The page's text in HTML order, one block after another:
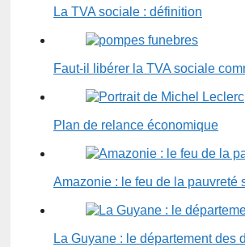
La TVA sociale : définition
Faut-il libérer la TVA sociale
Plan de relance économique
Amazonie : le feu de la pauvreté
La Guyane : le département des